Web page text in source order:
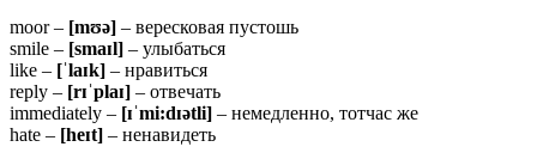
moor – [mʊə] – вересковая пустошь
smile – [smaɪl] – улыбаться
like – [ˈlaɪk] – нравиться
reply – [rɪˈplaɪ] – отвечать
immediately – [ɪˈmi:dɪətli] – немедленно, тотчас же
hate – [heɪt] – ненавидеть